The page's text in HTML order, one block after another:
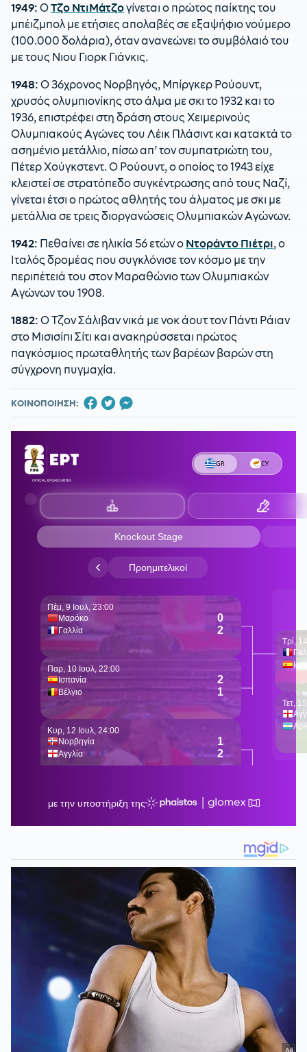
1949: ΟΤζο ΝτιΜάτζογίνεται ο πρώτος παίκτης του
μπέιζμπολ με ετήσιες απολαβές σε εξαψήφιο νούμερο
(100.000 δολάρια), όταν ανανεώνει το συμβόλαιό του
με τους Νιου Γιορκ Γιάνκις.
1948: Ο 36χρονος Νορβηγός, Μπίργκερ Ρούουντ,
χρυσός ολυμπιονίκης στο άλμα με σκι το 1932 και το
1936, επιστρέφει στη δράση στους Χειμερινούς
Ολυμπιακούς Αγώνες του Λέικ Πλάσιντ και κατακτά το
ασημένιο μετάλλιο, πίσω απ’ τον συμπατριώτη του,
Πέτερ Χούγκστεντ. Ο Ρούουντ, ο οποίος το 1943 είχε
κλειστεί σε στρατόπεδο συγκέντρωσης από τους Ναζί,
γίνεται έτσι ο πρώτος αθλητής του άλματος με σκι με
μετάλλια σε τρεις διοργανώσεις Ολυμπιακών Αγώνων.
1942: Πεθαίνει σε ηλικία 56 ετών ο Ντοράντο Πιέτρι, ο
Ιταλός δρομέας που συγκλόνισε τον κόσμο με την
περιπέτειά του στον Μαραθώνιο των Ολυμπιακών
Αγώνων του 1908.
1882: Ο Τζον Σάλιβαν νικά με νοκ άουτ τον Πάντι Ράιαν
στο Μισισίπι Σίτι και ανακηρύσσεται πρώτος
παγκόσμιος πρωταθλητής των βαρέων βαρών στη
σύγχρονη πυγμαχία.
ΚΟΙΝΟΠΟΙΗΣΗ: